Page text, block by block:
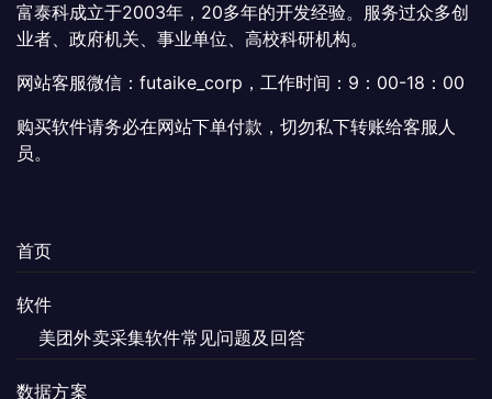
富泰科成立于2003年，20多年的开发经验。服务过众多创
业者、政府机关、事业单位、高校科研机构。
网站客服微信：futaike_corp，工作时间：9：00-18：00
购买软件请务必在网站下单付款，切勿私下转账给客服人
员。
首页
软件
美团外卖采集软件常见问题及回答
数据方案